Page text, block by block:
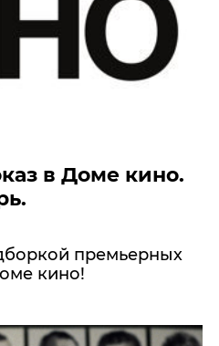
в Доме кино.
премьерных
кино!